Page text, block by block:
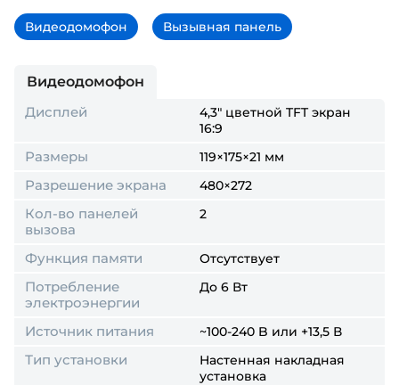
Видеодомофон Вызывная панель
Видеодомофон
Дисплей
4,3" цветной TFT экран
16:9
Размеры 119×175×21 мм
Разрешение экрана 480×272
Кол-во панелей
вызова
2
Функция памяти Отсутствует
Потребление
электроэнергии
До 6 Вт
Источник питания ~100-240 B или +13,5 В
Тип установки
Настенная накладная
установка